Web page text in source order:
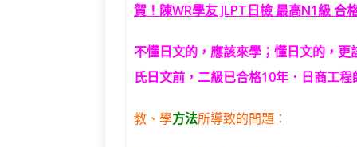
賀！陳WR學友 JLPT日檢 最高N1級 合
不懂日文的，應該來學；懂日文的，更
氏日文前，二級已合格10年．日商工程
教、學方法所導致的問題：